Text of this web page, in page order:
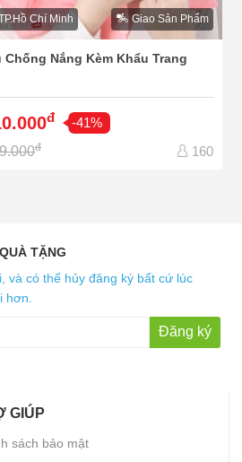
Chí Minh Giao Sản Phẩm
Chống Nắng Kèm Khẩu Trang
đ
-41%
đ 160
TẶNG
và có thể hủy đăng ký bất cứ lúc
hơn.
Đăng ký
GIÚP
sách bảo mật